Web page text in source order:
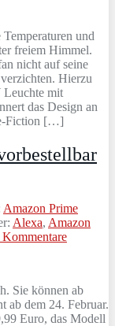
und
freiem Himmel.
nicht auf seine
Hierzu
Leuchte mit
das Design an
Fiction […]
Amazon Prime
Alexa, Amazon
Sie können ab
ab dem 24. Februar.
Euro, das Modell